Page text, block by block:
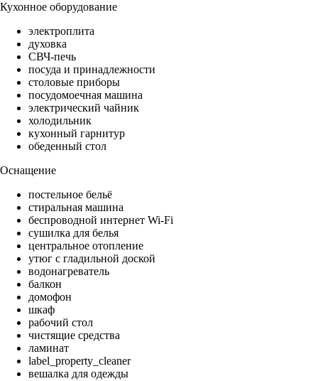
Кухонное оборудование
электроплита
духовка
СВЧ-печь
посуда и принадлежности
столовые приборы
посудомоечная машина
электрический чайник
холодильник
кухонный гарнитур
обеденный стол
Оснащение
постельное бельё
стиральная машина
беспроводной интернет Wi-Fi
сушилка для белья
центральное отопление
утюг с гладильной доской
водонагреватель
балкон
домофон
шкаф
рабочий стол
чистящие средства
ламинат
label_property_cleaner
вешалка для одежды